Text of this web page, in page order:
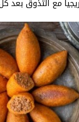
مع التذوق بعد